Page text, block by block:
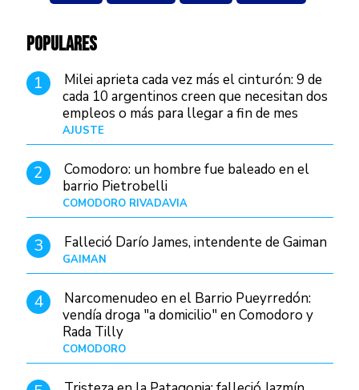
POPULARES
1
Milei aprieta cada vez más el cinturón: 9 de
cada 10 argentinos creen que necesitan dos
empleos o más para llegar a fin de mes
AJUSTE
2
Comodoro: un hombre fue baleado en el
barrio Pietrobelli
COMODORO RIVADAVIA
3 Falleció Darío James, intendente de Gaiman
GAIMAN
4
Narcomenudeo en el Barrio Pueyrredón:
vendía droga "a domicilio" en Comodoro y
Rada Tilly
COMODORO